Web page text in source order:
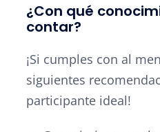
¿Con qué
contar?
¡Si cumples con al
siguientes
participante ideal!